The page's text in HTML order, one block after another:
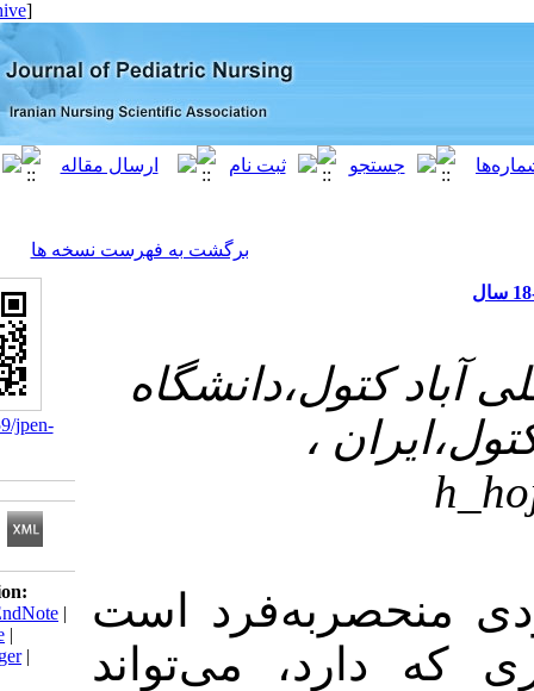
[ English ]
برگشت به فهرست نسخه ها
،
است
می‌تواند
Download citation:
BibTeX
RIS| EndNote
Medlars
ProCite
Reference Manager